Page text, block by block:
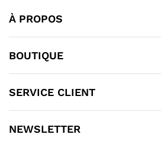
À PROPOS
BOUTIQUE
SERVICE CLIENT
NEWSLETTER